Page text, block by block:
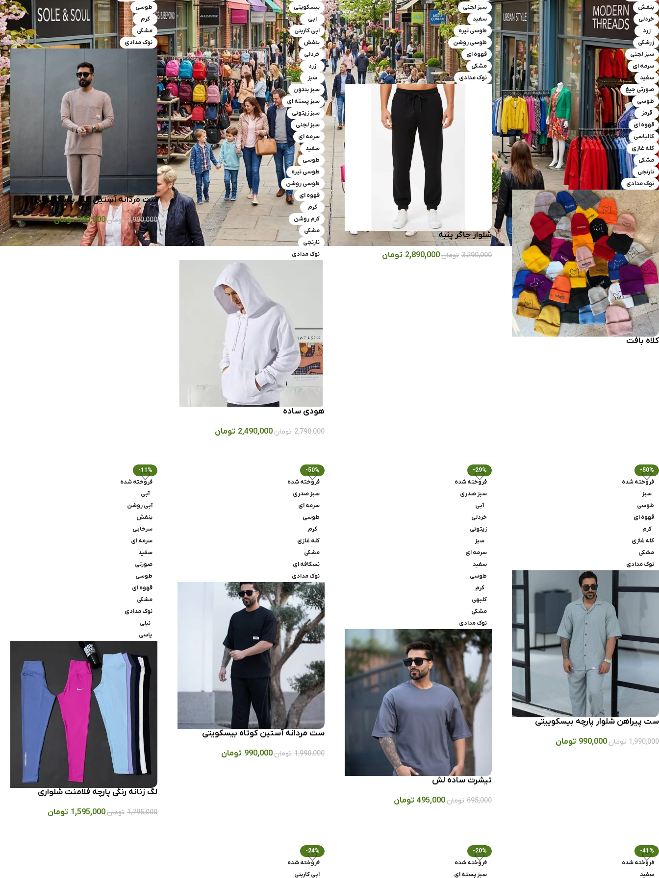
بنفش
خردلی
زرد
زرشکی
سبز لجنی
سرمه ای
سفید
صورتی جیغ
طوسی
قرمز
قهوه ای
کالباسی
کله غازی
مشکی
نارنجی
نوک مدادی
کلاه بافت
سبز لجنی
سفید
طوسی تیره
طوسی روشن
قهوه ای
مشکی
نوک مدادی
شلوار جاگر پنبه
3,290,000 تومان2,890,000 تومان
بیسکویتی
ابی
ابی کاربنی
بنفش
خردلی
زرد
سبز
سبز بنتون
سبز پسته ای
سبز زیتونی
سبز لجنی
سرمه ای
سفید
طوسی
طوسی تیره
طوسی روشن
قهوه ای
کرم
کرم روشن
مشکی
نارنجی
نوک مدادی
هودی ساده
2,790,000 تومان2,490,000 تومان
طوسی
کرم
مشکی
نوک مدادی
ست مردانه آستين بلند بيسکويتي
1,990,000 تومان990,000 تومان
-50%
فروخته شده
سبز
طوسی
قهوه ای
کرم
کله غازی
مشکی
نوک مدادی
ست پیراهن شلوار پارچه بیسکوییتی
1,990,000 تومان990,000 تومان
-29%
فروخته شده
سبز صدری
آبی
خردلی
زیتونی
سبز
سرمه ای
سفید
طوسی
کرم
گلبهی
مشکی
نوک مدادی
تیشرت ساده لش
695,000 تومان495,000 تومان
-50%
فروخته شده
سبز صدری
سرمه ای
طوسی
کرم
کله غازی
مشکی
نسکافه ای
نوک مدادی
ست مردانه آستین کوتاه بیسکویتی
1,990,000 تومان990,000 تومان
-11%
فروخته شده
آبی
آبی روشن
بنفش
سرخابی
سرمه ای
سفید
صورتی
طوسی
قهوه ای
مشکی
نوک مدادی
نیلی
یاسی
لگ زنانه رنگی پارچه فلامنت شلواری
1,795,000 تومان1,595,000 تومان
-41%
فروخته شده
سفید
-20%
فروخته شده
سبز پسته ای
-24%
فروخته شده
ابی کاربنی